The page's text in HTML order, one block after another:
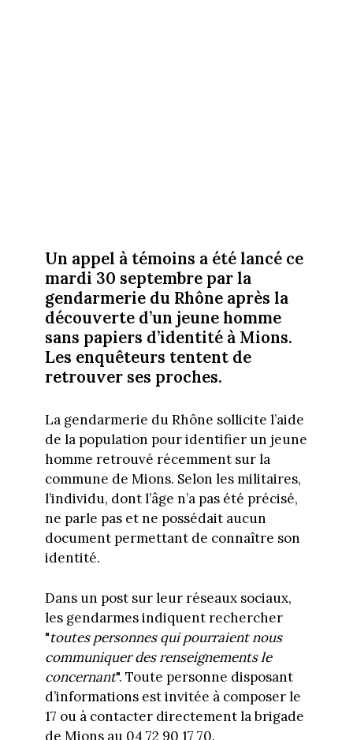
Un appel à témoins a été lancé ce
mardi 30 septembre par la
gendarmerie du Rhône après la
découverte d’un jeune homme
sans papiers d’identité à Mions.
Les enquêteurs tentent de
retrouver ses proches.
La gendarmerie du Rhône sollicite l’aide
de la population pour identifier un jeune
homme retrouvé récemment sur la
commune de Mions. Selon les militaires,
l’individu, dont l’âge n’a pas été précisé,
ne parle pas et ne possédait aucun
document permettant de connaître son
identité.
Dans un post sur leur réseaux sociaux,
les gendarmes indiquent rechercher
"toutes personnes qui pourraient nous
communiquer des renseignements le
concernant". Toute personne disposant
d’informations est invitée à composer le
17 ou à contacter directement la brigade
de Mions au 04 72 90 17 70.